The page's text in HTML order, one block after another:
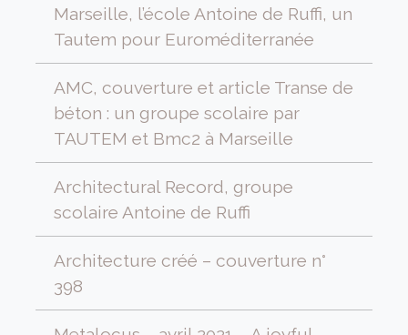
Marseille, l’école Antoine de Ruffi, un
Tautem pour Euroméditerranée
AMC, couverture et article Transe de
béton : un groupe scolaire par
TAUTEM et Bmc2 à Marseille
Architectural Record, groupe
scolaire Antoine de Ruffi
Architecture créé – couverture n°
398